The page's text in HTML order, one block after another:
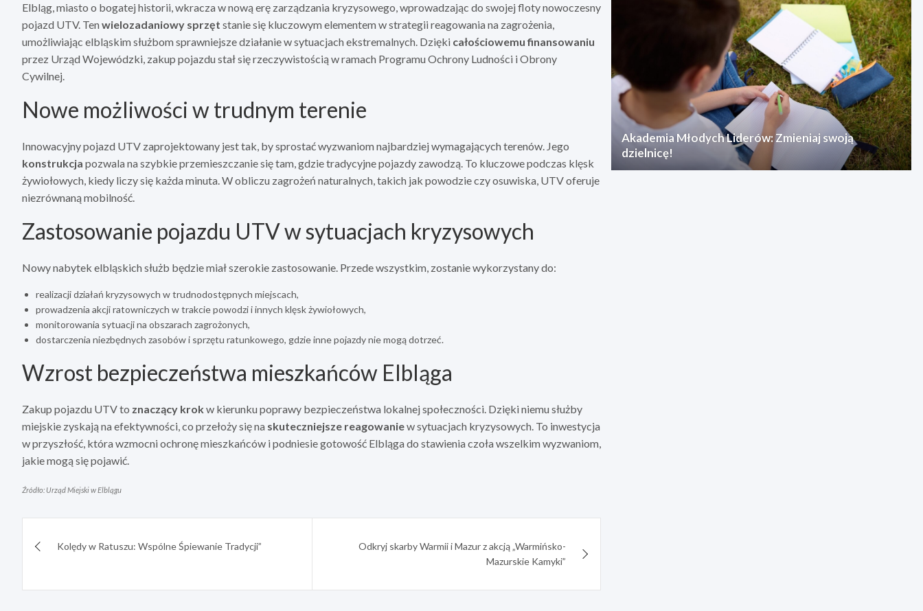
Elbląg, miasto o bogatej historii, wkracza w nową erę zarządzania kryzysowego, wprowadzając do swojej floty nowoczesny
pojazd UTV. Tenwielozadaniowy sprzęt stanie się kluczowym elementem w strategii reagowania na zagrożenia,
umożliwiając elbląskim służbom sprawniejsze działanie w sytuacjach ekstremalnych. Dzięki całościowemu finansowaniu
przez Urząd Wojewódzki, zakup pojazdu stał się rzeczywistością w ramach Programu Ochrony Ludności i Obrony
Cywilnej.
Nowe możliwości w trudnym terenie
Innowacyjny pojazd UTV zaprojektowany jest tak, by sprostać wyzwaniom najbardziej wymagających terenów. Jego
konstrukcja pozwala na szybkie przemieszczanie się tam, gdzie tradycyjne pojazdy zawodzą. To kluczowe podczas klęsk
żywiołowych, kiedy liczy się każda minuta. W obliczu zagrożeń naturalnych, takich jak powodzie czy osuwiska, UTV oferuje
niezrównaną mobilność.
Zastosowanie pojazdu UTV w sytuacjach kryzysowych
Nowy nabytek elbląskich służb będzie miał szerokie zastosowanie. Przede wszystkim, zostanie wykorzystany do:
realizacji działań kryzysowych w trudnodostępnych miejscach,
prowadzenia akcji ratowniczych w trakcie powodzi i innych klęsk żywiołowych,
monitorowania sytuacji na obszarach zagrożonych,
dostarczenia niezbędnych zasobów i sprzętu ratunkowego, gdzie inne pojazdy nie mogą dotrzeć.
Wzrost bezpieczeństwa mieszkańców Elbląga
Zakup pojazdu UTV to znaczący krokw kierunku poprawy bezpieczeństwa lokalnej społeczności. Dzięki niemu służby
miejskie zyskają na efektywności, co przełoży się na skuteczniejsze reagowaniew sytuacjach kryzysowych. To inwestycja
w przyszłość, która wzmocni ochronę mieszkańców i podniesie gotowość Elbląga do stawienia czoła wszelkim wyzwaniom,
jakie mogą się pojawić.
Źródło: Urząd Miejski w Elblągu
wpisuKolędy w Ratuszu: Wspólne Śpiewanie Tradycji”
Odkryj skarby Warmii i Mazur z akcją „Warmińsko-
Mazurskie Kamyki”
Akademia Młodych Liderów: Zmieniaj swoją
dzielnicę!